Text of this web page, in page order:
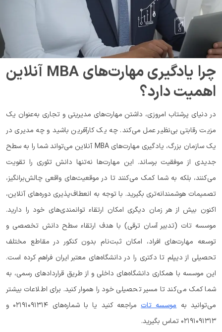
چرا یادگیری مهارت‌های MBA آنلاین
اهمیت دارد؟
در دنیای پرشتاب امروزی، داشتن مهارت‌های مدیریتی و تجاری به‌عنوان یک
مزیت رقابتی بی‌نظیر عمل می‌کند. چه یک کارآفرین باشید و چه مدیری در
یک سازمان بزرگ، یادگیری مهارت‌های MBA آنلاین می‌تواند شما را به سطح
جدیدی از موفقیت برساند. این مهارت‌ها نه‌تنها دانش تئوری را تقویت
می‌کنند، بلکه به شما کمک می‌کنند تا در موقعیت‌های واقعی چالش‌برانگیز،
تصمیمات هوشمندانه‌تری بگیرید. با توجه به انعطاف‌پذیری دوره‌های آنلاین،
اکنون بیش از هر زمان دیگری امکان ارتقاء توانمندی‌های خود را دارید.
موسسه تات (تدبیر آسان ترقی) با هدف ارتقاء سطح دانش تخصصی و
توسعه مهارت‌های افراد، امکان ثبت‌نام بدون کنکور در مقاطع مختلف
تحصیلی از دیپلم تا دکتری را در دانشگاه‌های معتبر ایران فراهم کرده است.
این موسسه با همکاری دانشگاه‌های داخلی و از طریق قراردادهای رسمی، به
شما کمک می‌کند تا مسیر تحصیلی خود را هموار کنید. برای اطلاعات بیشتر
می‌توانید بهموسسه تات
مراجعه کنید یا با شماره‌های ۰۲۱۹۱۰۹۱۳۱۴ و
۰۲۱۹۱۰۹۱۳۱۳ تماس بگیرید.